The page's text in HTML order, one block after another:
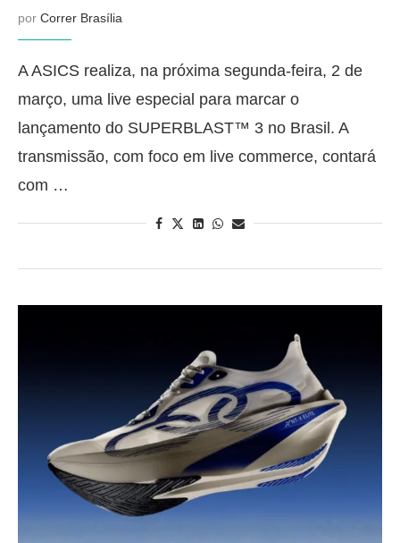
por Correr Brasília
A ASICS realiza, na próxima segunda-feira, 2 de
março, uma live especial para marcar o
lançamento do SUPERBLAST™ 3 no Brasil. A
transmissão, com foco em live commerce, contará
com …